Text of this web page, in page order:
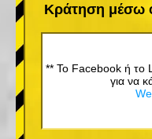
Κράτηση μέσω
** Το Facebook ή το
για να